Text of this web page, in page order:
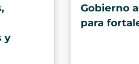
y
Gobierno
para